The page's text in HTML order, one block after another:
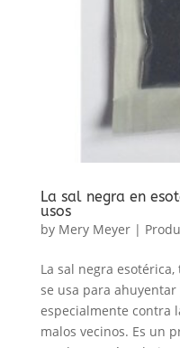
La sal negra en
usos
by Mery Meyer|
La sal negra
se usa para
especialmente contra
malos vecinos. Es un